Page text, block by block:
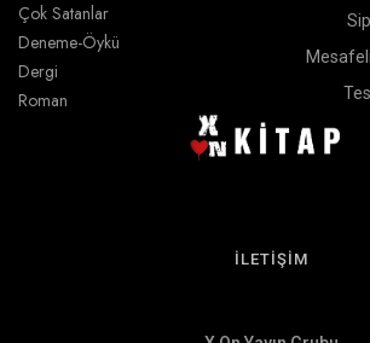
Çok Satanlar
Deneme-Öykü
Dergi
Roman
İLETİŞİM